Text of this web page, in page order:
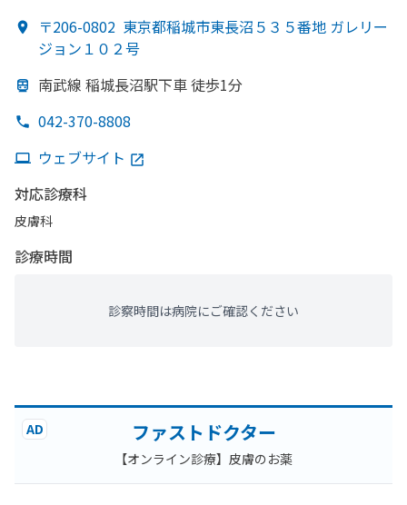
〒206-0802 東京都稲城市東長沼５３５番地 ガレリー
ジョン１０２号
南武線 稲城長沼駅下車 徒歩1分
042-370-8808
ウェブサイト
対応診療科
皮膚科
診療時間
診察時間は病院にご確認ください
AD ファストドクター
【オンライン診療】皮膚のお薬